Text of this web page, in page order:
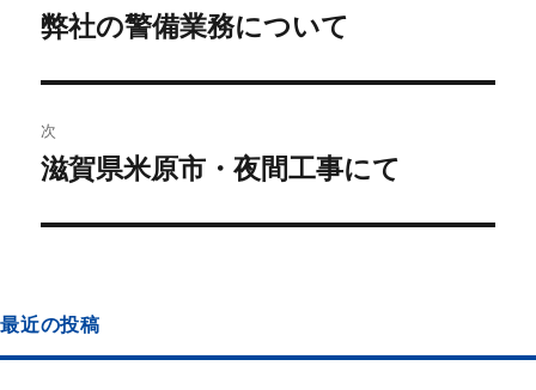
弊社の警備業務について
次
滋賀県米原市・夜間工事にて
最近の投稿